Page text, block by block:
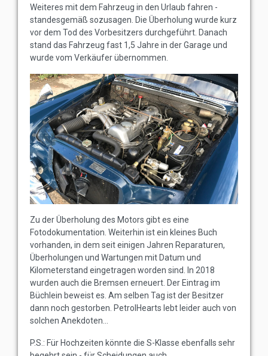
Weiteres mit dem Fahrzeug in den Urlaub fahren -
standesgemäß sozusagen. Die Überholung wurde kurz
vor dem Tod des Vorbesitzers durchgeführt. Danach
stand das Fahrzeug fast 1,5 Jahre in der Garage und
wurde vom Verkäufer übernommen.
Zu der Überholung des Motors gibt es eine
Fotodokumentation. Weiterhin ist ein kleines Buch
vorhanden, in dem seit einigen Jahren Reparaturen,
Überholungen und Wartungen mit Datum und
Kilometerstand eingetragen worden sind. In 2018
wurden auch die Bremsen erneuert. Der Eintrag im
Büchlein beweist es. Am selben Tag ist der Besitzer
dann noch gestorben. PetrolHearts lebt leider auch von
solchen Anekdoten...
P.S.: Für Hochzeiten könnte die S-Klasse ebenfalls sehr